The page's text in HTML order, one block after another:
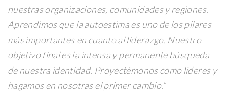
nuestras organizaciones, comunidades y regiones.
Aprendimos que la autoestima es uno de los pilares
más importantes en cuanto al liderazgo. Nuestro
objetivo final es la intensa y permanente búsqueda
de nuestra identidad. Proyectémonos como líderes y
hagamos en nosotras el primer cambio.”